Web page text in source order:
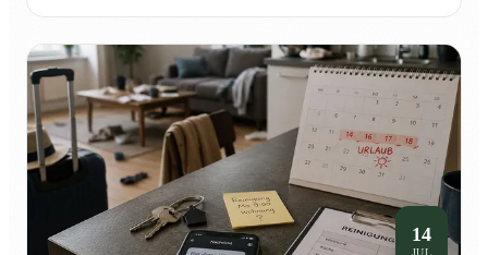
14
JUL